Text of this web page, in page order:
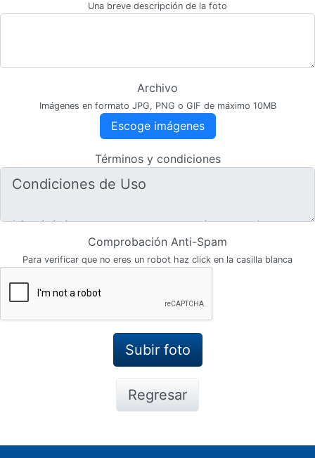
Una breve descripción de la foto
Archivo
Imágenes en formato JPG, PNG o GIF de máximo 10MB
Escoge imágenes
Términos y condiciones
Comprobación Anti-Spam
Para verificar que no eres un robot haz click en la casilla blanca
Regresar